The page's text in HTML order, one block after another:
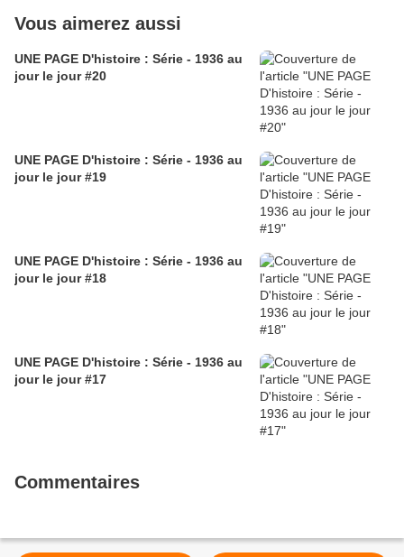
Vous aimerez aussi
UNE PAGE D'histoire : Série - 1936 au
jour le jour #20
UNE PAGE D'histoire : Série - 1936 au
jour le jour #19
UNE PAGE D'histoire : Série - 1936 au
jour le jour #18
UNE PAGE D'histoire : Série - 1936 au
jour le jour #17
Commentaires